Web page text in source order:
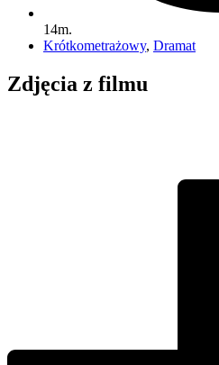
14m.
Krótkometrażowy, Dramat
Zdjęcia z filmu